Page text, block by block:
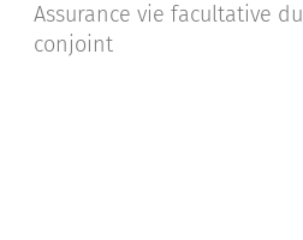
Assurance vie facultative du
conjoint